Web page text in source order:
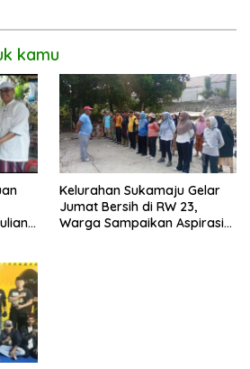
kamu
Kelurahan Sukamaju Gelar
Jumat Bersih di RW 23,
Warga Sampaikan Aspirasi